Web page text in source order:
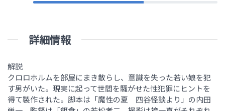
詳細情報
解説
クロロホルムを部屋にまき散らし、意識を失った若い娘を犯
す男がいた。現実に起って世間を騒がせた性犯罪にヒントを
得て製作された。脚本は「魔性の夏 四谷怪談より」の内田